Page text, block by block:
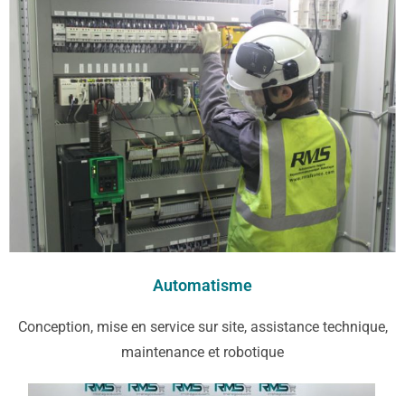
Automatisme
Conception, mise en service sur site, assistance technique,
maintenance et robotique